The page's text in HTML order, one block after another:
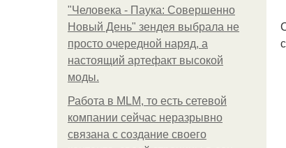
"Человека - Паука: Совершенно
Новый День" зендея выбрала не
просто очередной наряд, а
настоящий артефакт высокой
моды.
Работа в MLM, то есть сетевой
компании сейчас неразрывно
связана с создание своего